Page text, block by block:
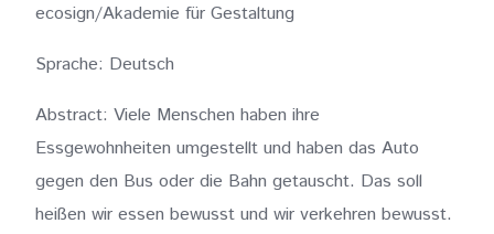
ecosign/Akademie für Gestaltung
Sprache: Deutsch
Abstract: Viele Menschen haben ihre
Essgewohnheiten umgestellt und haben das Auto
gegen den Bus oder die Bahn getauscht. Das soll
heißen wir essen bewusst und wir verkehren bewusst.